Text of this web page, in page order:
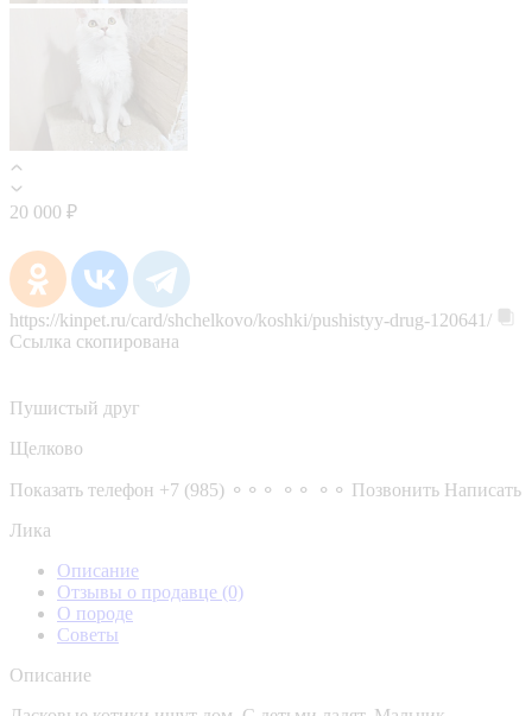
20 000 ₽
https://kinpet.ru/card/shchelkovo/koshki/pushistyy-drug-120641/
Ссылка скопирована
Пушистый друг
Щелково
Показать телефон +7 (985) ⚬⚬⚬ ⚬⚬ ⚬⚬ Позвонить Написать
Лика
Описание
Отзывы о продавце (0)
О породе
Советы
Описание